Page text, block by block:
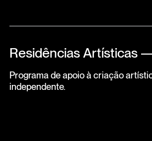
Residências Artísticas
Programa de apoio à criação
independente.